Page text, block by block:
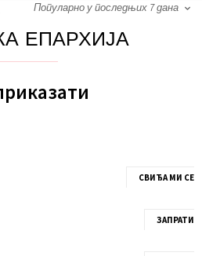
Популарно у последњих 7 дана
ЕПАРХИЈА
СВИЂА МИ СЕ
ЗАПРАТИ